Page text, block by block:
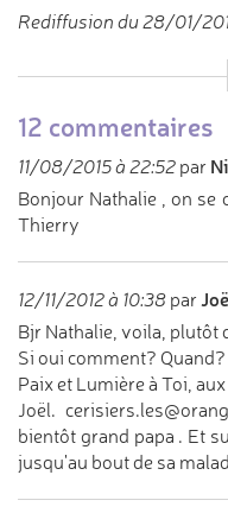
Rediffusion du 28/01/
12 commentaires
11/08/2015 à 22:52 par
Bonjour Nathalie , on se
Thierry
12/11/2012 à 10:38 par
Bjr Nathalie, voila, plutôt
Si oui comment? Quand?
Paix et Lumière à Toi,
Joël.
bientôt grand papa . Et
jusqu'au bout de sa